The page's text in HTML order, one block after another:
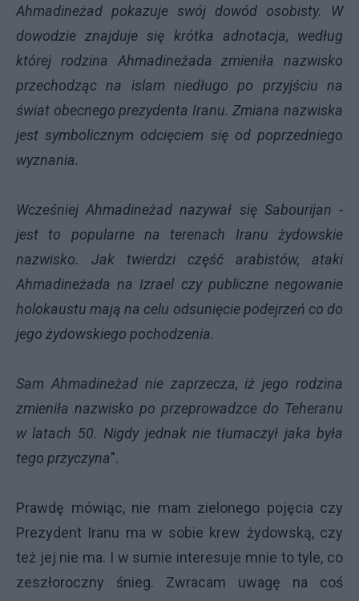
Ahmadineżad pokazuje swój dowód osobisty. W
dowodzie znajduje się krótka adnotacja, według
której rodzina Ahmadineżada zmieniła nazwisko
przechodząc na islam niedługo po przyjściu na
świat obecnego prezydenta Iranu. Zmiana nazwiska
jest symbolicznym odcięciem się od poprzedniego
wyznania.
Wcześniej Ahmadineżad nazywał się Sabourijan -
jest to popularne na terenach Iranu żydowskie
nazwisko. Jak twierdzi część arabistów, ataki
Ahmadineżada na Izrael czy publiczne negowanie
holokaustu mają na celu odsunięcie podejrzeń co do
jego żydowskiego pochodzenia.
Sam Ahmadineżad nie zaprzecza, iż jego rodzina
zmieniła nazwisko po przeprowadzce do Teheranu
w latach 50. Nigdy jednak nie tłumaczył jaka była
tego przyczyna".
Prawdę mówiąc, nie mam zielonego pojęcia czy
Prezydent Iranu ma w sobie krew żydowską, czy
też jej nie ma. I w sumie interesuje mnie to tyle, co
zeszłoroczny śnieg. Zwracam uwagę na coś